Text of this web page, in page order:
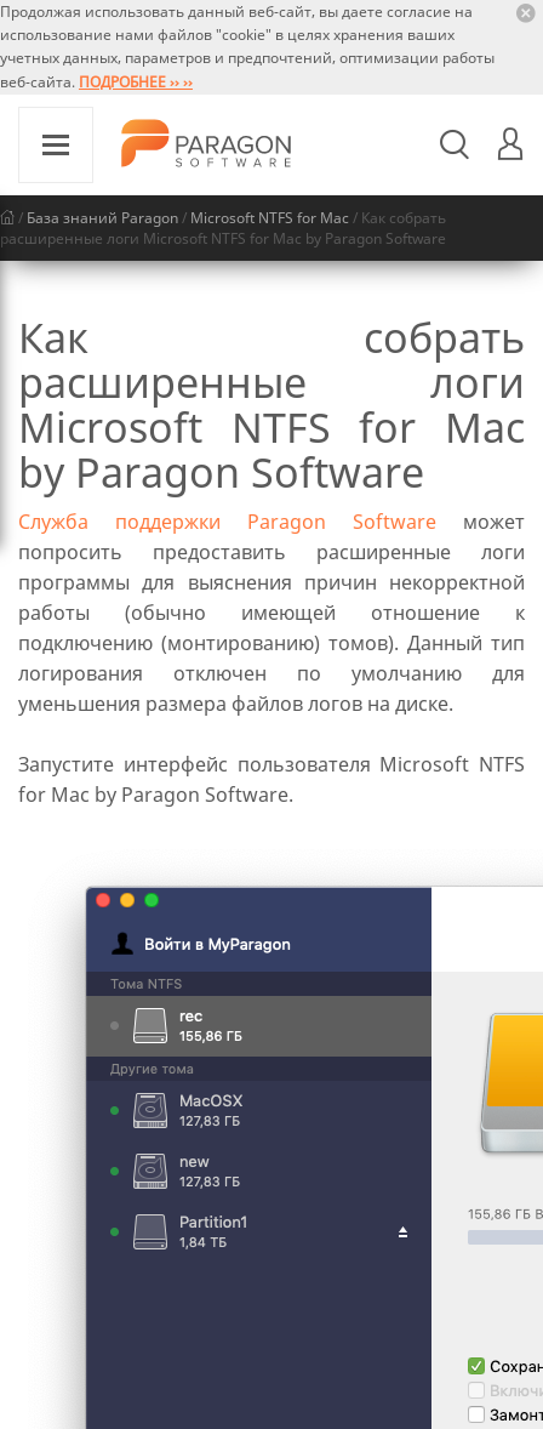
Продолжая использовать данный веб-сайт, вы даете согласие на
использование нами файлов "cookie" в целях хранения ваших
учетных данных, параметров и предпочтений, оптимизации работы
веб-сайта. ПОДРОБНЕЕ ›› ››
/ База знаний Paragon/ Microsoft NTFS for Mac / Как собрать
расширенные логи Microsoft NTFS for Mac by Paragon Software
Как собрать
расширенные логи
Microsoft NTFS for Mac
by Paragon Software
Служба поддержки Paragon Software может
попросить предоставить расширенные логи
программы для выяснения причин некорректной
работы (обычно имеющей отношение к
подключению (монтированию) томов). Данный тип
логирования отключен по умолчанию для
уменьшения размера файлов логов на диске.
Запустите интерфейс пользователя Microsoft NTFS
for Mac by Paragon Software.